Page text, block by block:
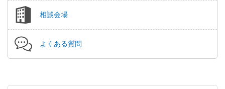
相談会場
よくある質問